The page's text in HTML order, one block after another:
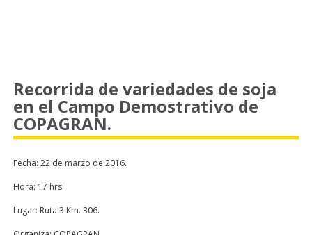
Recorrida de variedades de soja
en el Campo Demostrativo de
COPAGRAN.
Fecha: 22 de marzo de 2016.
Hora: 17 hrs.
Lugar: Ruta 3 Km. 306.